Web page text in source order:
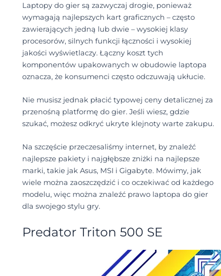
Laptopy do gier są zazwyczaj drogie, ponieważ
wymagają najlepszych kart graficznych – często
zawierających jedną lub dwie – wysokiej klasy
procesorów, silnych funkcji łączności i wysokiej
jakości wyświetlaczy. Łączny koszt tych
komponentów upakowanych w obudowie laptopa
oznacza, że konsumenci często odczuwają ukłucie.
Nie musisz jednak płacić typowej ceny detalicznej za
przenośną platformę do gier. Jeśli wiesz, gdzie
szukać, możesz odkryć ukryte klejnoty warte zakupu.
Na szczęście przeczesaliśmy internet, by znaleźć
najlepsze pakiety i najgłębsze zniżki na najlepsze
marki, takie jak Asus, MSI i Gigabyte. Mówimy, jak
wiele można zaoszczędzić i co oczekiwać od każdego
modelu, więc można znaleźć prawo laptopa do gier
dla swojego stylu gry.
Predator Triton 500 SE